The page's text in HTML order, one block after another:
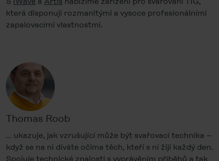
která disponují rozmanitými a vysoce profesionálními
zapalovacími vlastnostmi.
Thomas Roob
… ukazuje, jak vzrušující může být svařovací technika –
když se na ni díváte očima těch, kteří s ní žijí každý den.
Spojuje technické znalosti s vyprávěním příběhů a tak